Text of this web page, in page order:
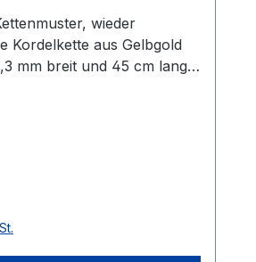
wieder
Kordelkette aus Gelbgold
mm breit und 45 cm lang.